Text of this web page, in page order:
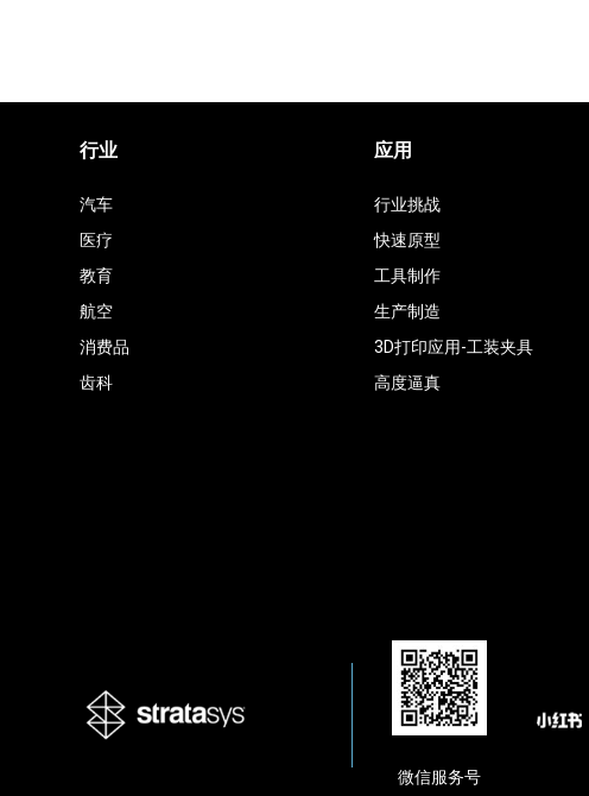
行业
汽车
医疗
教育
航空
消费品
齿科
应用
行业挑战
快速原型
工具制作
生产制造
3D打印应用-工装夹具
高度逼真
微信服务号